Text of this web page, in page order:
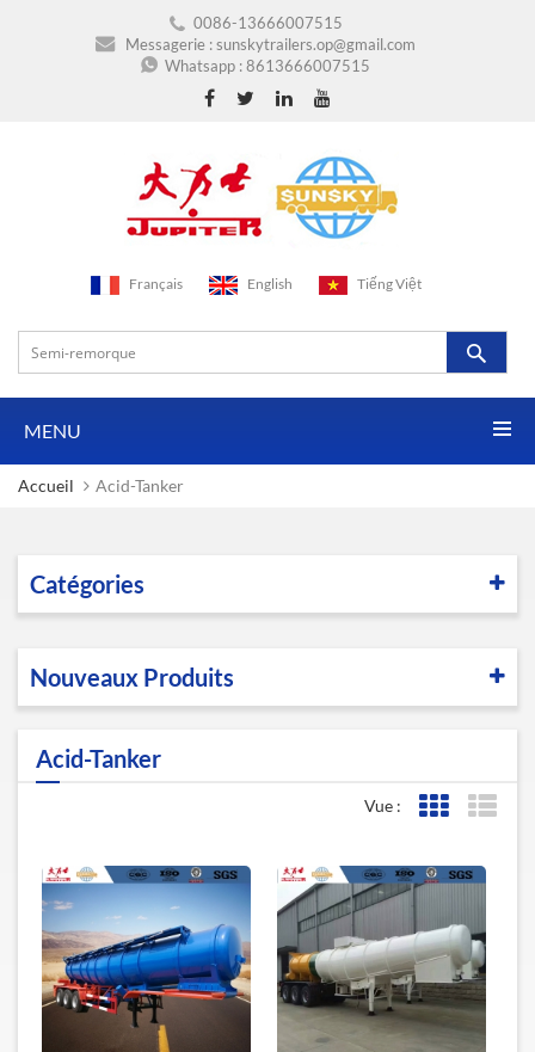
0086-13666007515
Messagerie :sunskytrailers.op@gmail.com
Whatsapp :8613666007515
Français English Tiếng Việt
MENU
Accueil Acid-Tanker
Catégories
Nouveaux Produits
Acid-Tanker
Vue : Affichage